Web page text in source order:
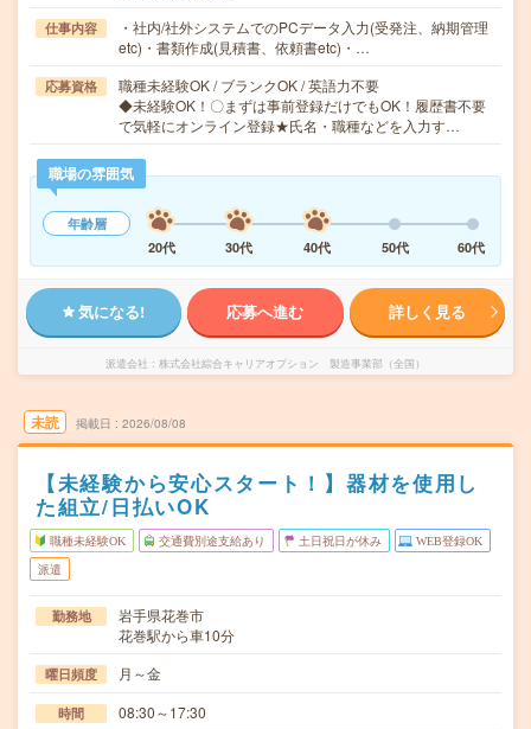
仕事内容
・社内/社外システムでのPCデータ入力(受発注、納期管理
etc)・書類作成(見積書、依頼書etc)・…
応募資格
職種未経験OK / ブランクOK / 英語力不要
◆未経験OK！〇まずは事前登録だけでもOK！履歴書不要
で気軽にオンライン登録★氏名・職種などを入力す…
職場の雰囲気
年齢層
20代
30代 40代 50代 60代
気になる! 応募へ進む 詳しく見る
派遣会社 株式会社綜合キャリアオプション 製造事業部（全国）
未読 掲載日 2026/08/08
【未経験から安心スタート！】器材を使用し
た組立/日払いOK
職種未経験OK 交通費別途支給あり 土日祝日が休み WEB登録OK
派遣
勤務地
岩手県花巻市
花巻駅から車10分
曜日頻度 月～金
時間 08:30～17:30